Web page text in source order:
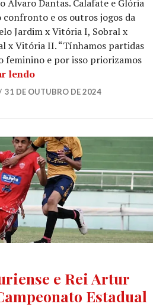
Álvaro Dantas. Calafate e Glória
e os outros jogos da
Jardim x Vitória I, Sobral x
x Vitória II. “Tínhamos partidas
feminino e por isso priorizamos
lendo
31 DE OUTUBRO DE 2024
e Rei Artur
Estadual